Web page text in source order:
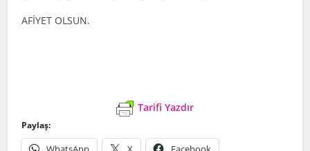
AFİYET OLSUN.
Tarifi Yazdır
Paylaş: